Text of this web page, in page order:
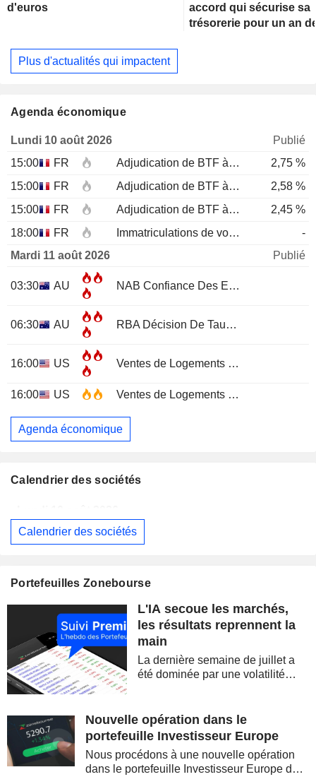
d'euros
accord qui sécurise sa
trésorerie pour un an
Plus d'actualités qui impactent
Agenda économique
Lundi 10 août 2026
Publié
15:00
FR Adjudication de BTF à 12 mois
2,75 %
15:00
FR Adjudication de BTF à 6 mois
2,58 %
15:00
FR Adjudication de BTF à 3 mois
2,45 %
18:00
FR Immatriculations de voitures neuves (annuelles)
-
Mardi 11 août 2026
Publié
03:30 AU NAB Confiance Des Entreprises
06:30 AU RBA Décision De Taux D'Intérêt
16:00 US Ventes de Logements Existants
16:00 US Ventes de Logements Existants (Mensuel)
Agenda économique
Calendrier des sociétés
WESTPAC BANKING CORPORATION
SIMON PROPERTY GROUP, INC.
FERGUSON ENTERPRISES INC. Publication des résultats - Q2 2026 12:45
ROCKET LAB CORPORATION
MOORE THREADS TECHNOLOGY CO., LTD. Publication des résultats - Q2 2026
AMRIZE AG
JBS N.V. Publication des résultats - Q2 2026
GEA GROUP AG
Lundi 10 août 2026
Calendrier des sociétés
Portefeuilles Zonebourse
L'IA secoue les marchés,
les résultats reprennent la
main
La dernière semaine de juillet a
été dominée par une volatilité
semi-conducteurs. Les
inquiétudes sur la soutenabilité
Nouvelle opération dans le
portefeuille Investisseur Europe
Nous procédons à une nouvelle opération
dans le portefeuille Investisseur Europe de